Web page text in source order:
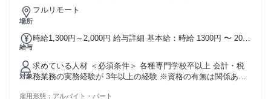
場所
フルリモート
給与
時給1,300円～2,000円 給与詳細 基本給：時給 1300円 〜 2000
す。 【試用期間】試用期間あり 試用期間の長さ：3ヶ月 雇用
形態、給与は本採用時と同じです。
対象
求めている人材 ＜必須条件＞ 各種専門学校卒以上 会計・税
務業務の実務経験が 3年以上の経験 ※資格の有無は関係あり
雇用形態： アルバイト・パート